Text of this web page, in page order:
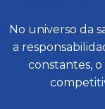
No universo da
a
constantes,